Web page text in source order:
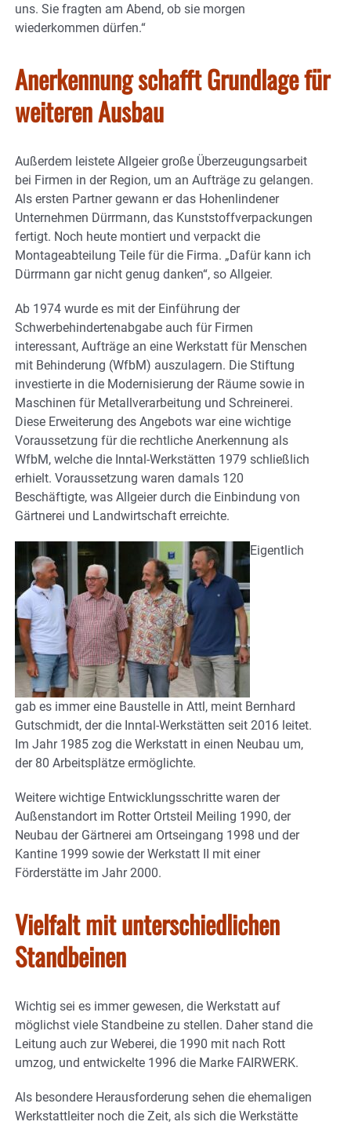
uns. Sie fragten am Abend, ob sie morgen
wiederkommen dürfen.“
Anerkennung schafft Grundlage für
weiteren Ausbau
Außerdem leistete Allgeier große Überzeugungsarbeit
bei Firmen in der Region, um an Aufträge zu gelangen.
Als ersten Partner gewann er das Hohenlindener
Unternehmen Dürrmann, das Kunststoffverpackungen
fertigt. Noch heute montiert und verpackt die
Montageabteilung Teile für die Firma. „Dafür kann ich
Dürrmann gar nicht genug danken“, so Allgeier.
Ab 1974 wurde es mit der Einführung der
Schwerbehindertenabgabe auch für Firmen
interessant, Aufträge an eine Werkstatt für Menschen
mit Behinderung (WfbM) auszulagern. Die Stiftung
investierte in die Modernisierung der Räume sowie in
Maschinen für Metallverarbeitung und Schreinerei.
Diese Erweiterung des Angebots war eine wichtige
Voraussetzung für die rechtliche Anerkennung als
WfbM, welche die Inntal-Werkstätten 1979 schließlich
erhielt. Voraussetzung waren damals 120
Beschäftigte, was Allgeier durch die Einbindung von
Gärtnerei und Landwirtschaft erreichte.
Eigentlich
gab es immer eine Baustelle in Attl, meint Bernhard
Gutschmidt, der die Inntal-Werkstätten seit 2016 leitet.
Im Jahr 1985 zog die Werkstatt in einen Neubau um,
der 80 Arbeitsplätze ermöglichte.
Weitere wichtige Entwicklungsschritte waren der
Außenstandort im Rotter Ortsteil Meiling 1990, der
Neubau der Gärtnerei am Ortseingang 1998 und der
Kantine 1999 sowie der Werkstatt II mit einer
Förderstätte im Jahr 2000.
Vielfalt mit unterschiedlichen
Standbeinen
Wichtig sei es immer gewesen, die Werkstatt auf
möglichst viele Standbeine zu stellen. Daher stand die
Leitung auch zur Weberei, die 1990 mit nach Rott
umzog, und entwickelte 1996 die Marke FAIRWERK.
Als besondere Herausforderung sehen die ehemaligen
Werkstattleiter noch die Zeit, als sich die Werkstätte